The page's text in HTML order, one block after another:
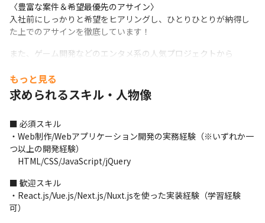
〈豊富な案件＆希望最優先のアサイン〉
入社前にしっかりと希望をヒアリングし、ひとりひとりが納得し
た上でのアサインを徹底しています！
また、ゲーム開発などのエンタメ系の人気プロジェクトから
め「やってみたい」をかなえやすい環境です。
＜案件詳細＞
【フェーズ】要件定義/詳細設計/開発/単体・結合・総合テスト/デ
プロイ/保守
【開発環境】
React.js/Next.js/TypeScript/PHP(Laravel)/Node.js/AWS/Swift/K
・エンジニア年収：610万
・出社：リモート（場合によって出社あり）
・エンジニア経験5年1ヶ月
もっと見る
求められるスキル・人物像
■ 必須スキル
・Web制作/Webアプリケーション開発の実務経験（※いずれか一
つ以上の開発経験）
HTML/CSS/JavaScript/jQuery
■ 歓迎スキル
・React.js/Vue.js/Next.js/Nuxt.jsを使った実装経験（学習経験
可）